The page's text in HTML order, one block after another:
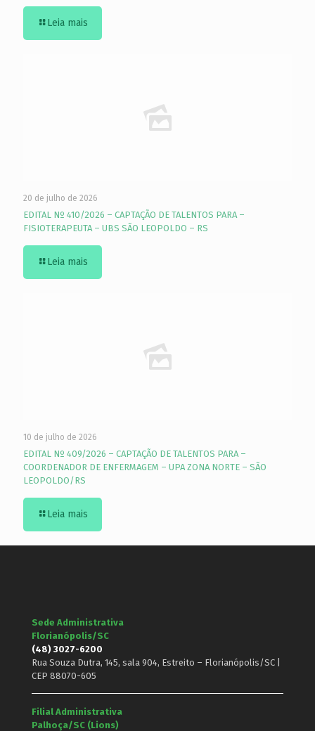
Leia mais
20 de julho de 2026
EDITAL Nº 410/2026 – CAPTAÇÃO DE TALENTOS PARA –
FISIOTERAPEUTA – UBS SÃO LEOPOLDO – RS
Leia mais
10 de julho de 2026
EDITAL Nº 409/2026 – CAPTAÇÃO DE TALENTOS PARA –
COORDENADOR DE ENFERMAGEM – UPA ZONA NORTE – SÃO
LEOPOLDO/RS
Leia mais
Sede Administrativa
Florianópolis/SC
(48) 3027-6200
Rua Souza Dutra, 145, sala 904, Estreito – Florianópolis/SC |
CEP 88070-605
Filial Administrativa
Palhoça/SC (Lions)